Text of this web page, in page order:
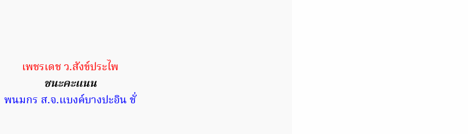
เพชรเดช ว.สังข์ประไพ
ชนะคะแนน
พนมกร ส.จ.แบงค์บางปะอิน ชั่